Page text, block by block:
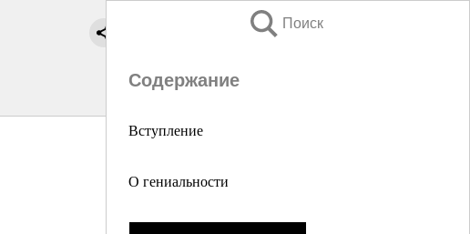
Поиск
Содержание
Вступление
О гениальности